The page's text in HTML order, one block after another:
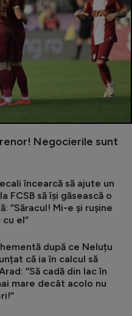
Negocierile sunt
încearcă să ajute un
FCSB să își găsească o
”Săracul! Mi-e și rușine
el”
după ce Neluțu
că ia în calcul să
”Să cadă din lac în
mare decât acolo nu